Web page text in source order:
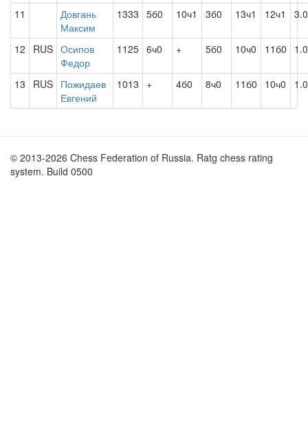
11
Довгань
Максим
1333 5б0 10ч1 3б0 13ч1 12ч1 3.0
12 RUS Осипов
Федор
1125 6ч0 + 5б0 10ч0 11б0 1.0
13 RUS Пожидаев
Евгений
1013 + 4б0 8ч0 11б0 10ч0 1.0
© 2013-2026 Chess Federation of Russia. Ratg chess rating
system. Build 0500